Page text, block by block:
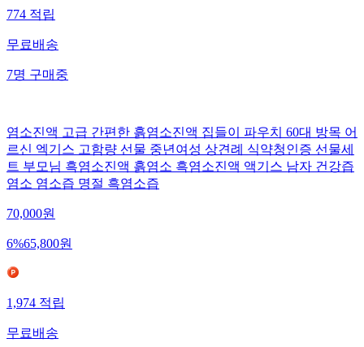
774적립
무료배송
7명구매중
염소진액 고급 간편한 흙염소진액 집들이 파우치 60대 방목 어
르신 엑기스 고함량 선물 중년여성 상견례 식약청인증 선물세
트 부모님 흑염소진액 흙염소 흑염소진액 액기스 남자 건강즙
염소 염소즙 명절 흑염소즙
70,000원
6%65,800원
1,974적립
무료배송